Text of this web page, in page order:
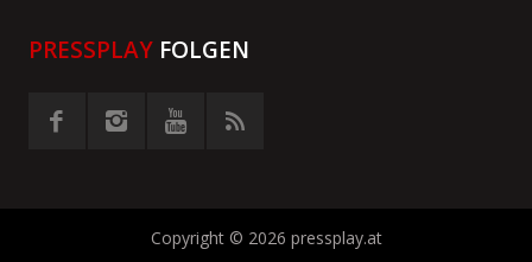
PRESSPLAY FOLGEN
Copyright © 2026 pressplay.at